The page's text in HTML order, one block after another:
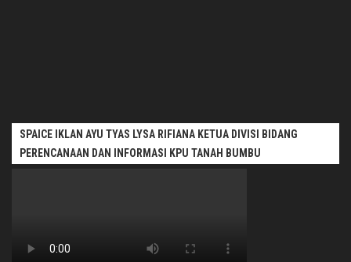
SPAICE IKLAN AYU TYAS LYSA RIFIANA KETUA DIVISI BIDANG
PERENCANAAN DAN INFORMASI KPU TANAH BUMBU